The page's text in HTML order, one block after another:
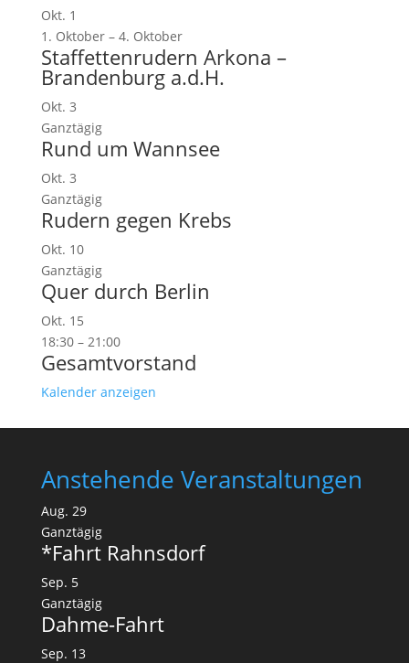
Okt. 1
1. Oktober– 4. Oktober
Staffettenrudern Arkona –
Brandenburg a.d.H.
Okt. 3
Ganztägig
Rund um Wannsee
Okt. 3
Ganztägig
Rudern gegen Krebs
Okt. 10
Ganztägig
Quer durch Berlin
Okt. 15
18:30– 21:00
Gesamtvorstand
Kalender anzeigen
Anstehende Veranstaltungen
Aug. 29
Ganztägig
*Fahrt Rahnsdorf
Sep. 5
Ganztägig
Dahme-Fahrt
Sep. 13